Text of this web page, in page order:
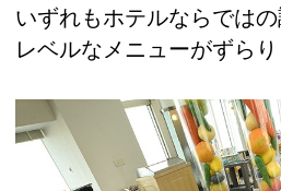
いずれもホテルならでは
レベルなメニューがずらり